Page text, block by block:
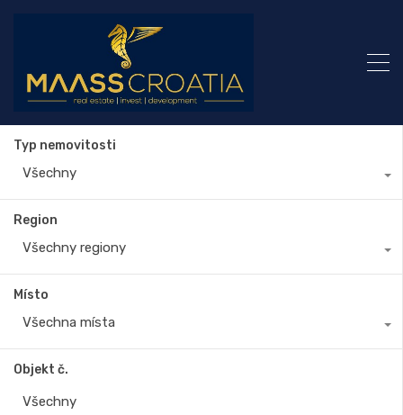
Typ nemovitosti
Všechny
Region
Všechny regiony
Místo
Všechna místa
Objekt č.